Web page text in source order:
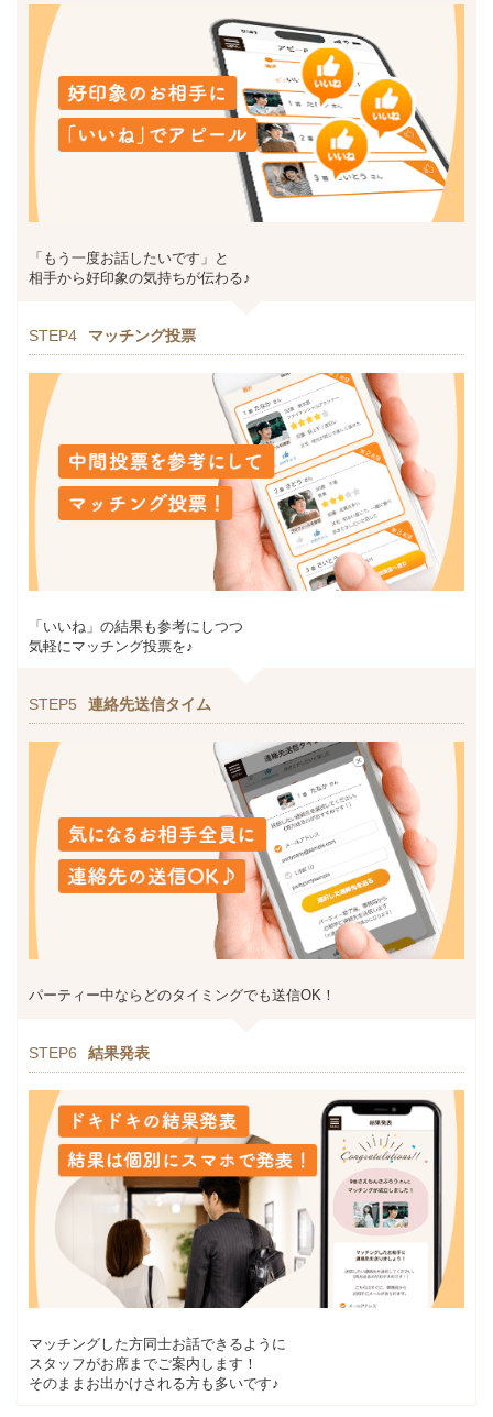
「もう一度お話したいです」と
相手から好印象の気持ちが伝わる♪
STEP4 マッチング投票
「いいね」の結果も参考にしつつ
気軽にマッチング投票を♪
STEP5 連絡先送信タイム
パーティー中ならどのタイミングでも送信OK！
STEP6 結果発表
マッチングした方同士お話できるように
スタッフがお席までご案内します！
そのままお出かけされる方も多いです♪